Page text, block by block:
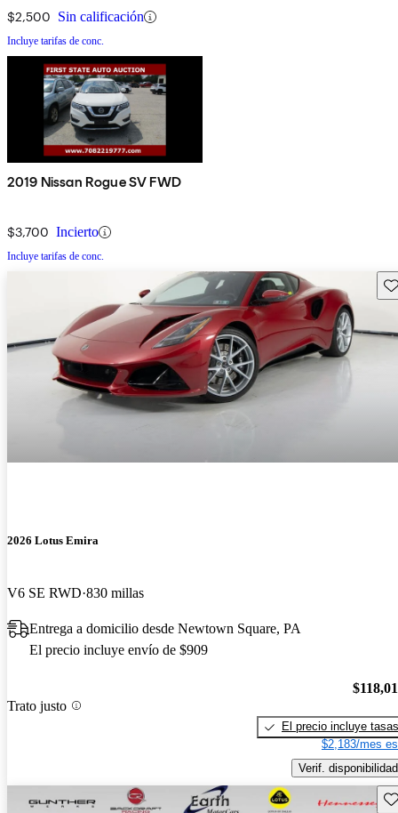
$2,500 Sin calificación
Incluye tarifas de conc.
2019 Nissan Rogue SV FWD
$3,700 Incierto
Incluye tarifas de conc.
2026 Lotus Emira
V6 SE RWD 830 millas
Entrega a domicilio desde Newtown Square, PA
El precio incluye envío de $909
Trato justo
El precio incluye tasas
$2,183/mes
Verif. disponibilidad